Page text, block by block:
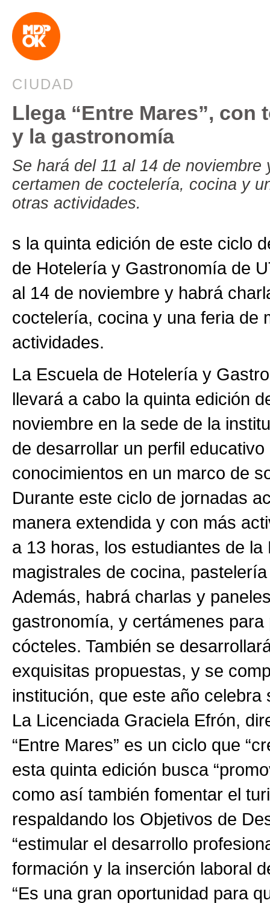
CIUDAD
Llega “Entre Mares”,
y la gastronomía
Se hará del 11 al 14 de
certamen de coctelería, cocina y
otras actividades.
s la quinta edición de este ciclo
de Hotelería y Gastronomía de
al 14 de noviembre y habrá
coctelería, cocina y una feria de
actividades.
La Escuela de Hotelería y
llevará a cabo la quinta edición
noviembre en la sede de la
de desarrollar un perfil
conocimientos en un marco de
Durante este ciclo de jornadas
manera extendida y con más
a 13 horas, los estudiantes de
magistrales de cocina,
Además, habrá charlas y
gastronomía, y certámenes
cócteles. También se
exquisitas propuestas, y se
institución, que este año celebra
La Licenciada Graciela Efrón,
“Entre Mares” es un ciclo que
esta quinta edición busca
como así también fomentar el
respaldando los Objetivos de
“estimular el desarrollo
formación y la inserción laboral
“Es una gran oportunidad para